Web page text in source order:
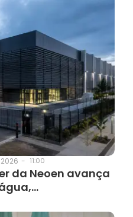
- 11:00
da Neoen avança